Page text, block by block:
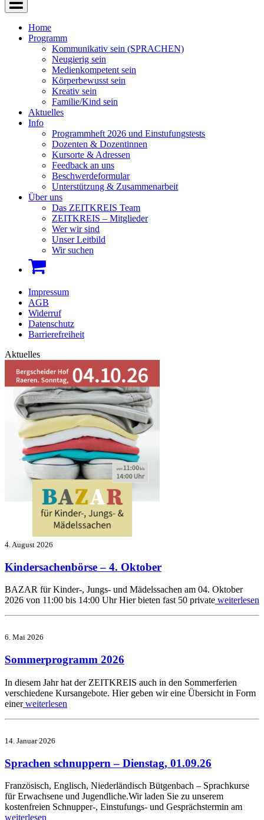
Home
Programm
Kommunikativ sein (SPRACHEN)
Neugierig sein
Medienkompetent sein
Körperbewusst sein
Kreativ sein
Familie/Kind sein
Aktuelles
Info
Programmheft 2026 und Einstufungstests
Dozenten & Dozentinnen
Kursorte & Adressen
Feedback an uns
Beschwerdeformular
Unterstützung & Zusammenarbeit
Über uns
Das ZEITKREIS Team
ZEITKREIS – Mitglieder
Wer wir sind
Unser Leitbild
Wir suchen
Impressum
AGB
Widerruf
Datenschutz
Barrierefreiheit
Aktuelles
4. August 2026
Kindersachenbörse – 4. Oktober
BAZAR für Kinder-, Jungs- und Mädelssachen am 04. Oktober
2026 von 11:00 bis 14:00 Uhr Hier bieten fast 50 private weiterlesen
6. Mai 2026
Sommerprogramm 2026
In diesem Jahr hat der ZEITKREIS auch in den Sommerferien
verschiedene Kursangebote. Hier geben wir eine Übersicht in Form
einerweiterlesen
14. Januar 2026
Sprachen schnuppern – Dienstag, 01.09.26
Französisch, Englisch, Niederländisch Bütgenbach – Sprachkurse
für Erwachsene und Jugendliche.Wir laden Sie zu unserem
kostenfreien Schnupper-, Einstufungs- und Gesprächstermin am
weiterlesen